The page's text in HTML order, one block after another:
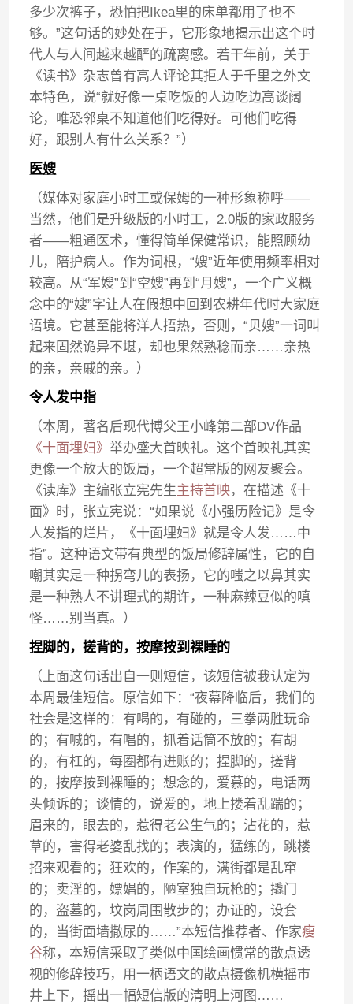
多少次裤子，恐怕把Ikea里的床单都用了也不
够。”这句话的妙处在于，它形象地揭示出这个时
代人与人间越来越酽的疏离感。若干年前，关于
《读书》杂志曾有高人评论其拒人于千里之外文
本特色，说“就好像一桌吃饭的人边吃边高谈阔
论，唯恐邻桌不知道他们吃得好。可他们吃得
好，跟别人有什么关系？”）
医嫂
（媒体对家庭小时工或保姆的一种形象称呼——
当然，他们是升级版的小时工，2.0版的家政服务
者——粗通医术，懂得简单保健常识，能照顾幼
儿，陪护病人。作为词根，“嫂”近年使用频率相对
较高。从“军嫂”到“空嫂”再到“月嫂”，一个广义概
念中的“嫂”字让人在假想中回到农耕年代时大家庭
语境。它甚至能将洋人捂热，否则，“贝嫂”一词叫
起来固然诡异不堪，却也果然熟稔而亲……亲热
的亲，亲戚的亲。）
令人发中指
（本周，著名后现代博父王小峰第二部DV作品
《十面埋妇》举办盛大首映礼。这个首映礼其实
更像一个放大的饭局，一个超常版的网友聚会。
《读库》主编张立宪先生主持首映，在描述《十
面》时，张立宪说：“如果说《小强历险记》是令
人发指的烂片，《十面埋妇》就是令人发……中
指”。这种语文带有典型的饭局修辞属性，它的自
嘲其实是一种拐弯儿的表扬，它的嗤之以鼻其实
是一种熟人不讲理式的期许，一种麻辣豆似的嗔
怪……别当真。）
捏脚的，搓背的，按摩按到裸睡的
（上面这句话出自一则短信，该短信被我认定为
本周最佳短信。原信如下：“夜幕降临后，我们的
社会是这样的：有喝的，有碰的，三拳两胜玩命
的；有喊的，有唱的，抓着话筒不放的；有胡
的，有杠的，每圈都有进账的；捏脚的，搓背
的，按摩按到裸睡的；想念的，爱慕的，电话两
头倾诉的；谈情的，说爱的，地上搂着乱踹的；
眉来的，眼去的，惹得老公生气的；沾花的，惹
草的，害得老婆乱找的；表演的，猛练的，跳楼
招来观看的；狂欢的，作案的，满街都是乱窜
的；卖淫的，嫖娼的，陋室独自玩枪的；撬门
的，盗墓的，坟岗周围散步的；办证的，设套
的，当街面墙撒尿的……”本短信推荐者、作家瘦
谷称，本短信采取了类似中国绘画惯常的散点透
视的修辞技巧，用一柄语文的散点摄像机横摇市
井上下，摇出一幅短信版的清明上河图……